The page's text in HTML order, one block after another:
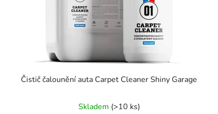
Čistič čalounění auta Carpet Cleaner Shiny Garage
Skladem (>10 ks)